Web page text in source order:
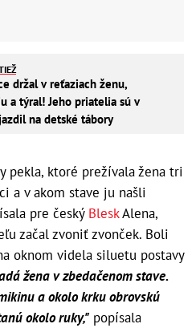
držal v reťaziach ženu,
a týral! Jeho priatelia sú v
na detské tábory
pekla, ktoré prežívala žena tri
a v akom stave ju našli
pre český BleskAlena,
začal zvoniť zvonček. Boli
oknom videla siluetu postavy
žena v zbedačenom stave.
a okolo krku obrovskú
okolo ruky," popísala